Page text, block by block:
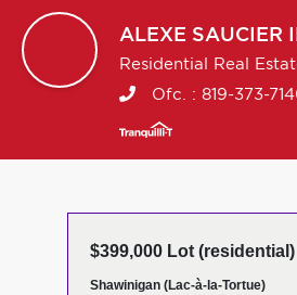
ALEXE SAUCIER
Residential Real
Ofc. : 819-373-
$399,000 Lot (residential)
Shawinigan (Lac-à-la-Tortue)